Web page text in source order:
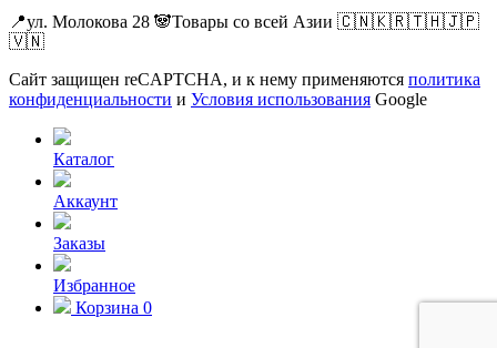
📍ул. Молокова 28 🐼Товары со всей Азии 🇨🇳🇰🇷🇹🇭🇯🇵
🇻🇳
Сайт защищен reCAPTCHA, и к нему применяются политика
конфиденциальности и Условия использования Google
Каталог
Аккаунт
Заказы
Избранное
Корзина 0